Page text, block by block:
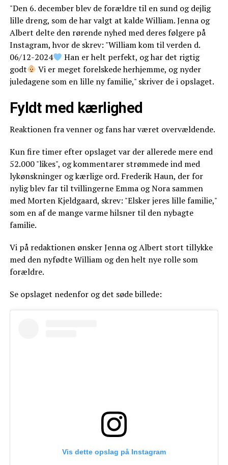
"Den 6. december blev de forældre til en sund og dejlig
lille dreng, som de har valgt at kalde William. Jenna og
Albert delte den rørende nyhed med deres følgere på
Instagram, hvor de skrev: "William kom til verden d.
06/12-2024
Han er helt perfekt, og har det rigtig
godt
Vi er meget forelskede herhjemme, og nyder
juledagene som en lille ny familie," skriver de i opslaget.
Fyldt med kærlighed
Reaktionen fra venner og fans har været overvældende.
Kun fire timer efter opslaget var der allerede mere end
52.000 "likes", og kommentarer strømmede ind med
lykønskninger og kærlige ord. Frederik Haun, der for
nylig blev far til tvillingerne Emma og Nora sammen
med Morten Kjeldgaard, skrev: "Elsker jeres lille familie,"
som en af de mange varme hilsner til den nybagte
familie.
Vi på redaktionen ønsker Jenna og Albert stort tillykke
med den nyfødte William og den helt nye rolle som
forældre.
Se opslaget nedenfor og det søde billede:
Vis dette opslag på Instagram